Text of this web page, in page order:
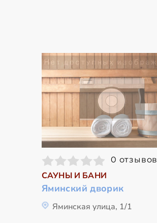
0 отзывов
САУНЫ И БАНИ
Яминский дворик
Яминская улица, 1/1